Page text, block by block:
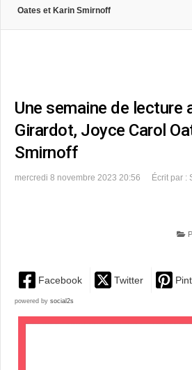
Oates et Karin Smirnoff
Une semaine de lecture
Girardot, Joyce Carol
Smirnoff
mercredi 8 novembre 2023 20:56 Écrit par :
Facebook Twitter
powered by social2s